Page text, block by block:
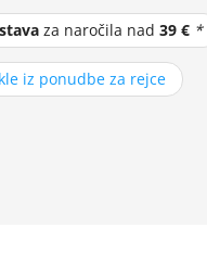
za naročila nad 39 € *
iz ponudbe za rejce